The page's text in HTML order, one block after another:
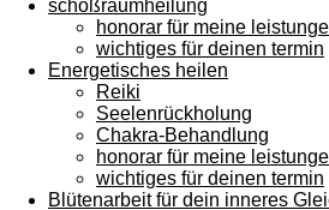
schoßraumheilung
honorar für meine
wichtiges für deinen termin
Energetisches heilen
Reiki
Seelenrückholung
Chakra-Behandlung
honorar für meine
wichtiges für deinen termin
Blütenarbeit für dein inneres